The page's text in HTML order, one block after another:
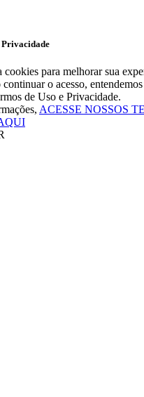
Privacidade
cookies para melhorar sua
o acesso,
de Uso e Privacidade.
ACESSE NOSSOS